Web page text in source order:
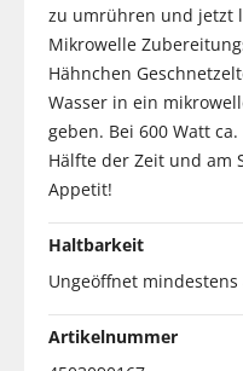
zu umrühren und jetzt
Mikrowelle
Hähnchen
Wasser in ein
geben. Bei 600 Watt
Hälfte der Zeit und am
Appetit!
Haltbarkeit
Ungeöffnet
Artikelnummer